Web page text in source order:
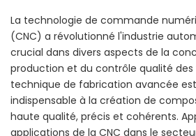
La technologie de commande
(CNC) a révolutionné l'industrie
crucial dans divers aspects de la
production et du contrôle qualité des
technique de fabrication avancée
indispensable à la création de
haute qualité, précis et cohérents.
applications de la CNC dans le